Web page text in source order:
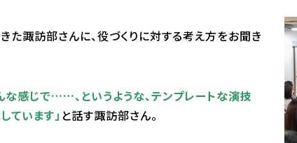
た諏訪部さんに、役づくりに対する考え方をお聞き
な感じで……、というような、テンプレートな演技
ています」 と話す諏訪部さん。